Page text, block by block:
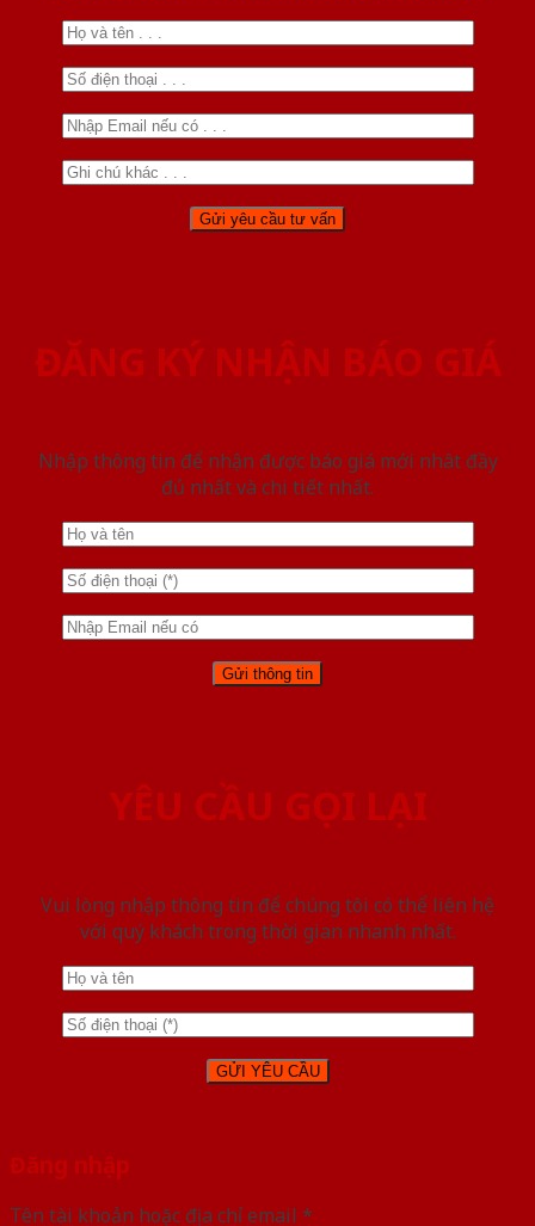
ĐĂNG KÝ NHẬN BÁO GIÁ
Nhập thông tin để nhận được báo giá mới nhât đầy
đủ nhất và chi tiết nhất.
YÊU CẦU GỌI LẠI
Vui lòng nhập thông tin để chúng tôi có thể liên hệ
với quý khách trong thời gian nhanh nhất.
Đăng nhập
Tên tài khoản hoặc địa chỉ email *